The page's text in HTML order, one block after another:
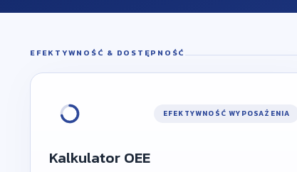
EFEKTYWNOŚĆ & DOSTĘPNOŚĆ
EFEKTYWNOŚĆ WYPOSAŻENIA
Kalkulator OEE